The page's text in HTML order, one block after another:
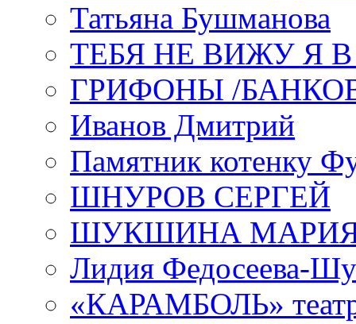
Татьяна Бушманова
ТЕБЯ НЕ ВИЖУ Я
ГРИФОНЫ /
Иванов Дмитрий
Памятник котенку
ШНУРОВ СЕРГЕЙ
ШУКШИНА
Лидия Федосеева-
«КАРАМБОЛЬ»